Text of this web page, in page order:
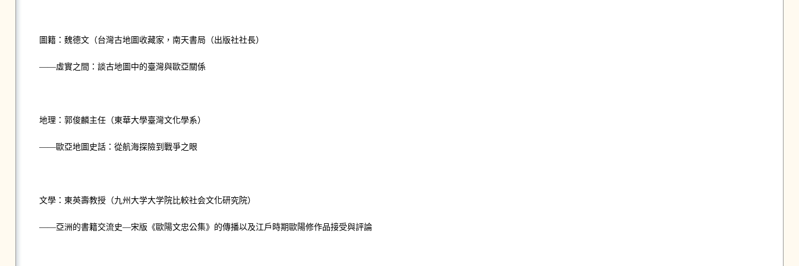
圖籍：魏德文（台灣古地圖收藏家，南天書局（出版社社長）
——虛實之間：談古地圖中的臺灣與歐亞關係
地理：郭俊麟主任（東華大學臺灣文化學系）
——歐亞地圖史話：從航海探險到戰爭之眼
文學：東英壽教授（九州大学大学院比較社会文化研究院）
——亞洲的書籍交流史—宋版《歐陽文忠公集》的傳播以及江戶時期歐陽修作品接受與評論